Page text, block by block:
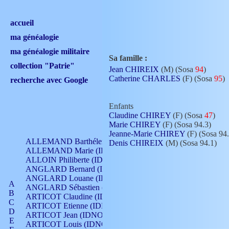
accueil
ma généalogie
ma généalogie militaire
collection "Patrie"
recherche avec Google
A
B
C
D
E
ALLEMAND Barthélemy (IDNO 330)
ALLEMAND Marie (IDNO 165)
ALLOIN Philiberte (IDNO 449)
ANGLARD Bernard (IDNO 4)
ANGLARD Louane (IDNO 4)
ANGLARD Sébastien (IDNO 4)
ARTICOT Claudine (IDNO 105)
ARTICOT Etienne (IDNO 420)
ARTICOT Jean (IDNO 210)
ARTICOT Louis (IDNO 420)
Sa famille :
Jean CHIREIX (M) (Sosa 94)
Catherine CHARLES (F) (Sosa 95)
Enfants
Claudine CHIREY (F) (Sosa 47)
Marie CHIREY (F) (Sosa 94.3)
Jeanne-Marie CHIREY (F) (Sosa
Denis CHIREIX (M) (Sosa 94.1)